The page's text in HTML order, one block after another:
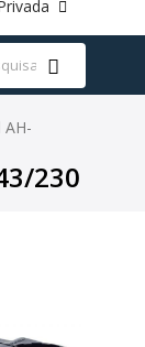
AH-
230